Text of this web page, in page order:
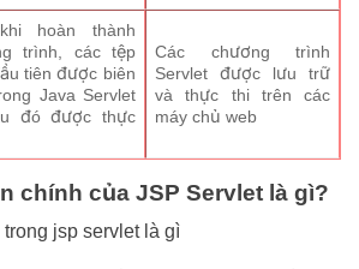
hoàn thành
trình, các tệp
tiên được biên
Java Servlet
đó được thực
Các chương trình
Servlet được lưu trữ
và thực thi trên các
máy chủ web
chính của JSP Servlet là gì?